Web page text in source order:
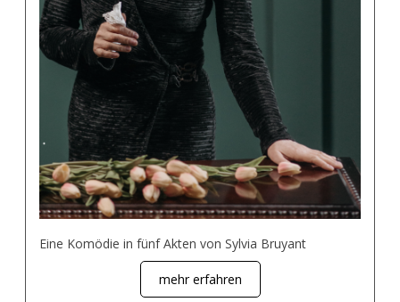
Eine Komödie in fünf Akten von Sylvia Bruyant
mehr erfahren